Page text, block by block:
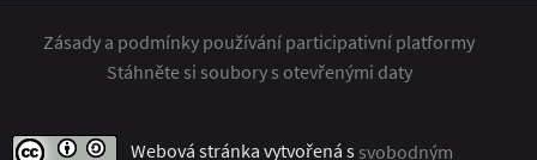
Zásady a podmínky používání participativní platformy
Stáhněte si soubory s otevřenými daty
Webová stránka vytvořená s svobodným